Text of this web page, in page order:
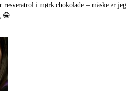
resveratrol i mørk chokolade – måske er jeg
😁